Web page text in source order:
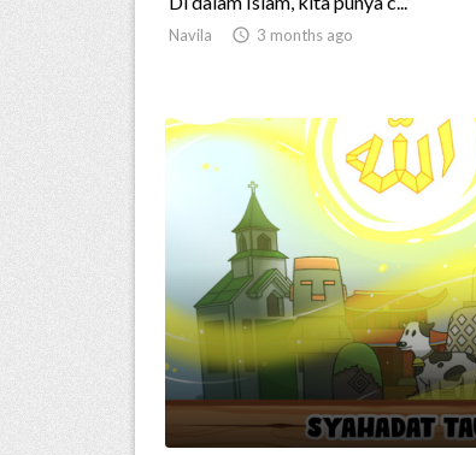
Navila  3 months ago